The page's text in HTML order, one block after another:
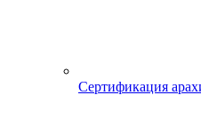
Сертификация